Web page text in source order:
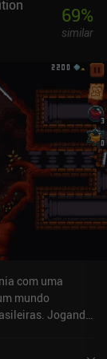
ofereça nada de
com
do
onde ir em
masmorra,
ou tentar
de pontos
agradável.
levar algum
os benefícios que
o jogo com
apenas US$ 1
plataforma por
69%
similar
com uma
mundo
Jogando